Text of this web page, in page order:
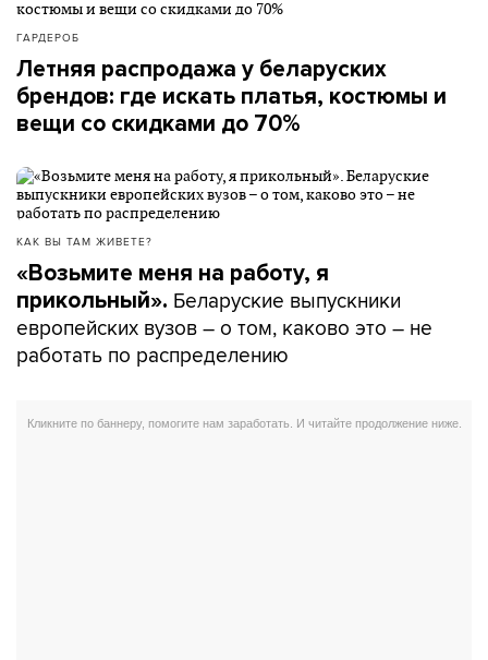
ГАРДЕРОБ
Летняя распродажа у беларуских
брендов: где искать платья, костюмы и
вещи со скидками до 70%
КАК ВЫ ТАМ ЖИВЕТЕ?
«Возьмите меня на работу, я
прикольный». Беларуские выпускники
европейских вузов – о том, каково это – не
работать по распределению